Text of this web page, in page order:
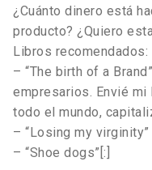
¿Cuánto dinero está
producto? ¿Quiero
Libros recomendados:
– “The birth of a
empresarios. Envié mi
todo el mundo,
– “Losing my virginity”
– “Shoe dogs”[:]